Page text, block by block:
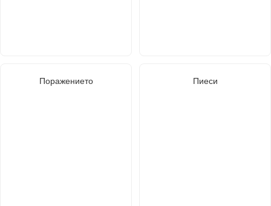
Поражението Пиеси